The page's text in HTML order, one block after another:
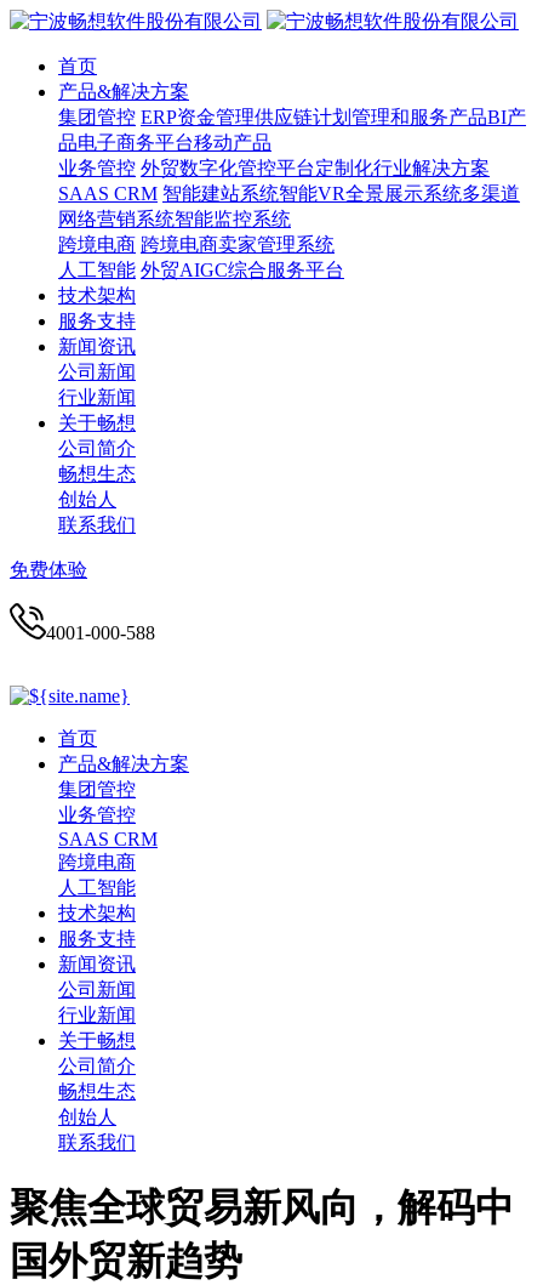
首页
产品&解决方案
集团管控 ERP资金管理供应链计划管理和服务产品BI产
品电子商务平台移动产品
业务管控 外贸数字化管控平台定制化行业解决方案
SAAS CRM 智能建站系统智能VR全景展示系统多渠道
网络营销系统智能监控系统
跨境电商 跨境电商卖家管理系统
人工智能 外贸AIGC综合服务平台
技术架构
服务支持
新闻资讯
公司新闻
行业新闻
关于畅想
公司简介
畅想生态
创始人
联系我们
免费体验
4001-000-588
首页
产品&解决方案
集团管控
业务管控
SAAS CRM
跨境电商
人工智能
技术架构
服务支持
新闻资讯
公司新闻
行业新闻
关于畅想
公司简介
畅想生态
创始人
联系我们
聚焦全球贸易新风向，解码中
国外贸新趋势